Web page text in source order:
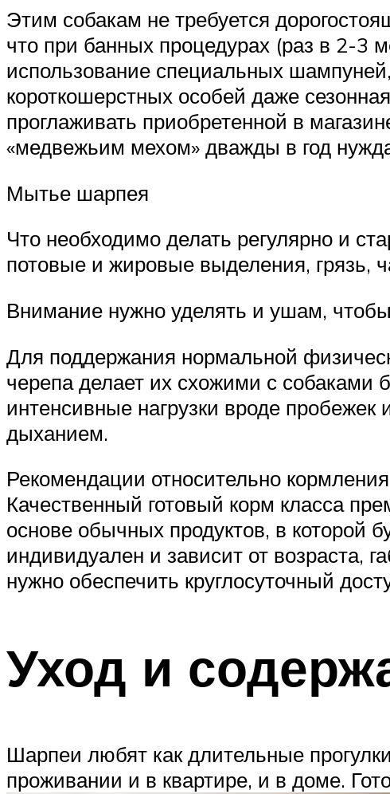
Этим собакам не требуется
что при банных процедурах (раз в 2-3
использование специальных
короткошерстных особей даже
проглаживать приобретенной в
«медвежьим мехом» дважды в год
Мытье шарпея
Что необходимо делать регулярно и
потовые и жировые выделения, грязь,
Внимание нужно уделять и ушам,
Для поддержания нормальной
черепа делает их схожими с собаками
интенсивные нагрузки вроде
дыханием.
Рекомендации относительно
Качественный готовый корм класса
основе обычных продуктов, в которой
индивидуален и зависит от возраста,
нужно обеспечить круглосуточный
Уход и
Шарпеи любят как длительные
проживании и в квартире, и в доме.